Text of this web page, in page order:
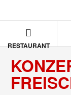
RESTAURANT